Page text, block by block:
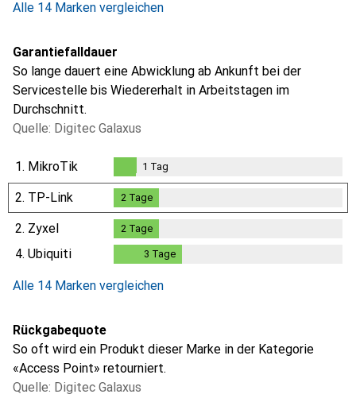
Alle 14 Marken vergleichen
Garantiefalldauer
So lange dauert eine Abwicklung ab Ankunft bei der
Servicestelle bis Wiedererhalt in Arbeitstagen im
Durchschnitt.
Quelle: Digitec Galaxus
1. MikroTik
1Tag
1 Tag
2. TP-Link 2 Tage
2. Zyxel 2 Tage
4. Ubiquiti 3 Tage
Alle 14 Marken vergleichen
Rückgabequote
So oft wird ein Produkt dieser Marke in der Kategorie
«Access Point» retourniert.
Quelle: Digitec Galaxus